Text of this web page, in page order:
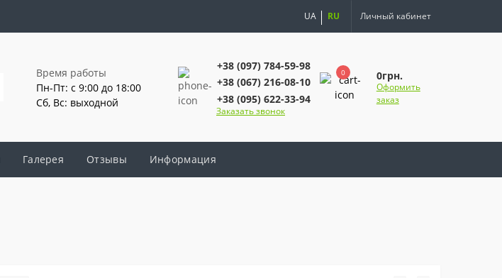
UA RU Личный кабинет
Время работы
Пн-Пт: с 9:00 до 18:00
Сб, Вс: выходной
+38 (097) 784-59-98
+38 (067) 216-08-10
+38 (095) 622-33-94
Заказать звонок
0 0грн.
Оформить
заказ
Галерея Отзывы Информация